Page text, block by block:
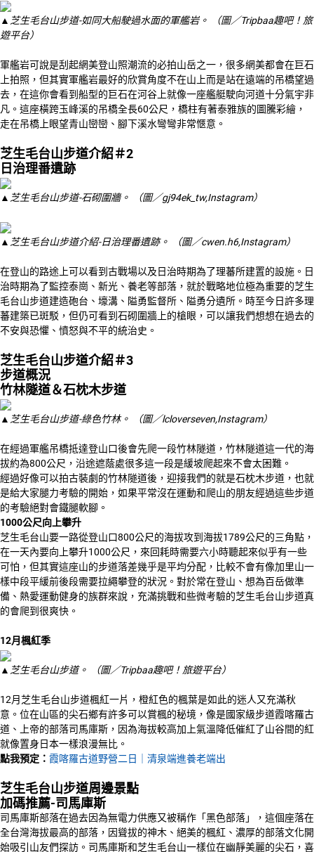
▲芝生毛台山步道-如同大船駛過水面的軍艦岩。 （圖／Tripbaa趣吧！旅
遊平台）
軍艦岩可說是刮起網美登山照潮流的必拍山岳之一，很多網美都會在巨石
上拍照，但其實軍艦岩最好的欣賞角度不在山上而是站在遠端的吊橋望過
去，在這你會看到船型的巨石在河谷上就像一座艦艇駛向河道十分氣宇非
凡。這座橫跨玉峰溪的吊橋全長60公尺，橋柱有著泰雅族的圖騰彩繪，
走在吊橋上眼望青山巒巒、腳下溪水彎彎非常愜意。
芝生毛台山步道介紹＃2
日治理番遺跡
▲芝生毛台山步道-石砌圍牆。 （圖／gj94ek_tw,Instagram）
▲芝生毛台山步道介紹-日治理番遺跡。 （圖／cwen.h6,Instagram）
在登山的路途上可以看到古戰場以及日治時期為了理蕃所建置的設施。日
治時期為了監控泰崗、新光、養老等部落，就於戰略地位極為重要的芝生
毛台山步道建造砲台、壕溝、隘勇監督所、隘勇分遺所。時至今日許多理
蕃建築已斑駁，但仍可看到石砌圍牆上的槍眼，可以讓我們想想在過去的
不安與恐懼、憤怒與不平的統治史。
芝生毛台山步道介紹＃3
步道概況
竹林隧道＆石枕木步道
▲芝生毛台山步道-綠色竹林。 （圖／lcloverseven,Instagram）
在經過軍艦吊橋抵達登山口後會先爬一段竹林隧道，竹林隧道這一代的海
拔約為800公尺，沿途遮蔭處很多這一段是緩坡爬起來不會太困難。
經過好像可以拍古裝劇的竹林隧道後，迎接我們的就是石枕木步道，也就
是給大家腿力考驗的開始，如果平常沒在運動和爬山的朋友經過這些步道
的考驗絕對會鐵腿軟腳。
1000公尺向上攀升
芝生毛台山要一路從登山口800公尺的海拔攻到海拔1789公尺的三角點，
在一天內要向上攀升1000公尺，來回耗時需要六小時聽起來似乎有一些
可怕，但其實這座山的步道落差幾乎是平均分配，比較不會有像加里山一
樣中段平緩前後段需要拉繩攀登的狀況。對於常在登山、想為百岳做準
備、熱愛運動健身的族群來說，充滿挑戰和些微考驗的芝生毛台山步道真
的會爬到很爽快。
12月楓紅季
▲芝生毛台山步道。 （圖／Tripbaa趣吧！旅遊平台）
12月芝生毛台山步道楓紅一片，橙紅色的楓葉是如此的迷人又充滿秋
意。位在山區的尖石鄉有許多可以賞楓的秘境，像是國家級步道霞喀羅古
道、上帝的部落司馬庫斯，因為海拔較高加上氣溫降低催紅了山谷間的紅
就像置身日本一樣浪漫無比。
點我預定： 霞喀羅古道野營二日｜清泉端進養老端出
芝生毛台山步道周邊景點
加碼推薦-司馬庫斯
司馬庫斯部落在過去因為無電力供應又被稱作「黑色部落」，這個座落在
全台灣海拔最高的部落，因聳拔的神木、絕美的楓紅、濃厚的部落文化開
始吸引山友們探訪。司馬庫斯和芝生毛台山一樣位在幽靜美麗的尖石，喜